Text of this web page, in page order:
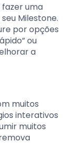
fazer uma
Milestone.
por opções
ou
a
muitos
interativos
muitos